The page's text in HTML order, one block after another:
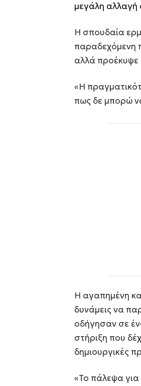
μεγάλη αλλαγή
Η σπουδαία
παραδεχόμενη
αλλά προέκυψε
«Η
πως δε μπορώ
Η αγαπημένη
δυνάμεις να
οδήγησαν σε
στήριξη που
δημιουργικές
«Το πάλεψα